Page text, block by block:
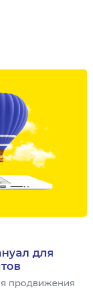
для
продвижения